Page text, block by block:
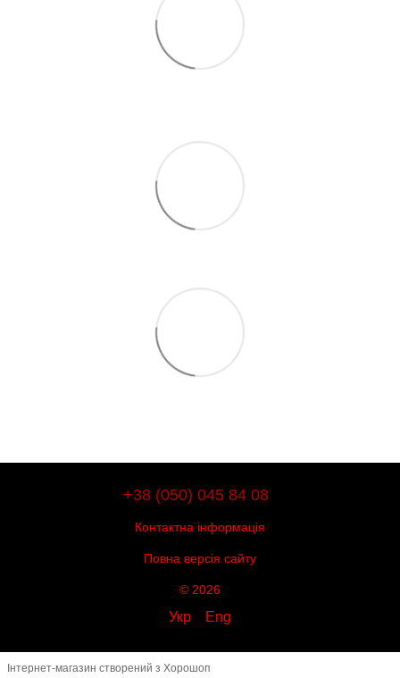
+38 (050) 045 84 08
Контактна інформація
Повна версія сайту
© 2026
Укр Eng
Інтернет-магазин створений з Хорошоп